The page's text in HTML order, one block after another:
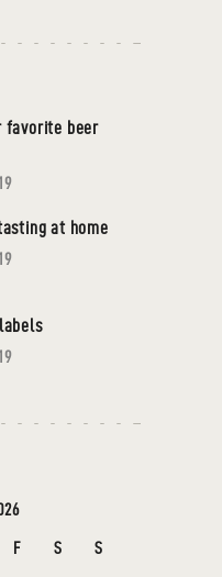
favorite beer
at home
F S S